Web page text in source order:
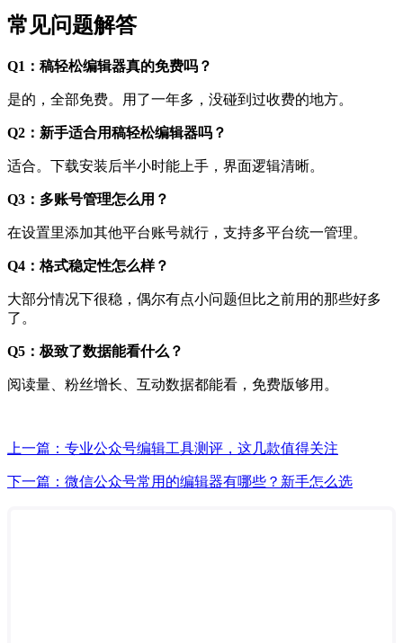
常见问题解答
Q1：稿轻松编辑器真的免费吗？
是的，全部免费。用了一年多，没碰到过收费的地方。
Q2：新手适合用稿轻松编辑器吗？
适合。下载安装后半小时能上手，界面逻辑清晰。
Q3：多账号管理怎么用？
在设置里添加其他平台账号就行，支持多平台统一管理。
Q4：格式稳定性怎么样？
大部分情况下很稳，偶尔有点小问题但比之前用的那些好多
了。
Q5：极致了数据能看什么？
阅读量、粉丝增长、互动数据都能看，免费版够用。
上一篇：专业公众号编辑工具测评，这几款值得关注
下一篇：微信公众号常用的编辑器有哪些？新手怎么选